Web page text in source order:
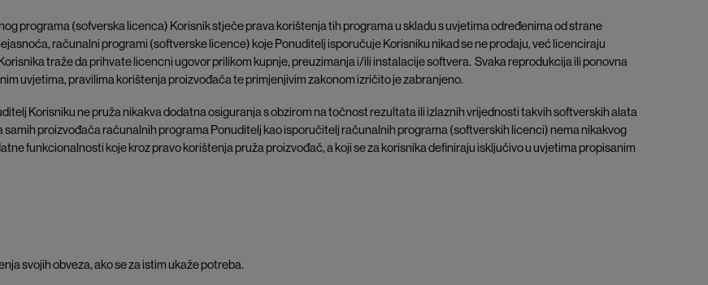
programa (sofverska licenca) Korisnik stječe prava korištenja tih programa u skladu s uvjetima određenima od strane
računalni programi (softverske licence) koje Ponuditelj isporučuje Korisniku nikad se ne prodaju, već licenciraju
traže da prihvate licencni ugovor prilikom kupnje, preuzimanja i/ili instalacije softvera. Svaka reprodukcija ili ponovna
uvjetima, pravilima korištenja proizvođača te primjenjivim zakonom izričito je zabranjeno.
Korisniku ne pruža nikakva dodatna osiguranja s obzirom na točnost rezultata ili izlaznih vrijednosti takvih softverskih alata
proizvođača računalnih programa Ponuditelj kao isporučitelj računalnih programa (softverskih licenci) nema nikakvog
funkcionalnosti koje kroz pravo korištenja pruža proizvođač, a koji se za korisnika definiraju isključivo u uvjetima propisanim
svojih obveza, ako se za istim ukaže potreba.